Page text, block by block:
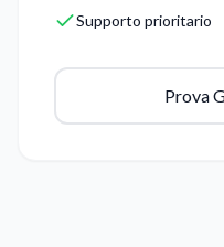
Supporto prioritario
Prova